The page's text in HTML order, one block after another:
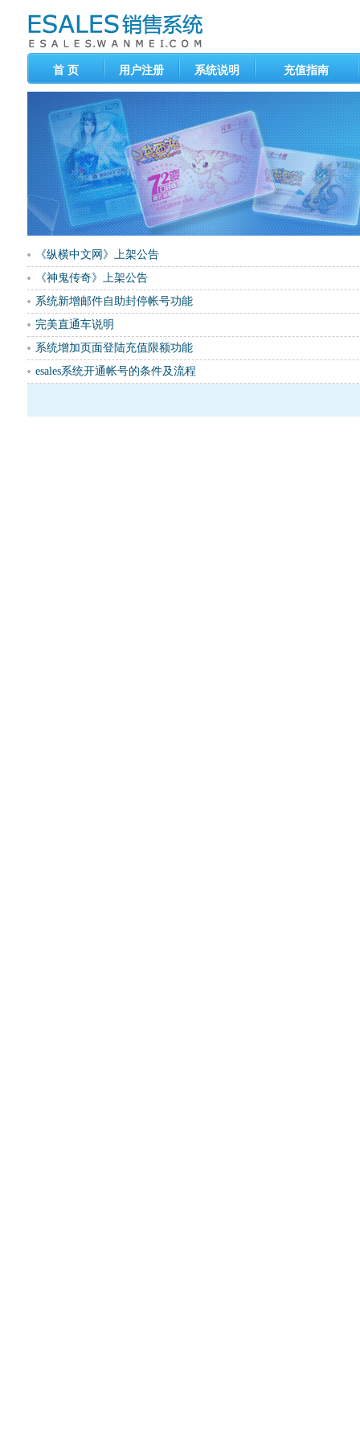
首 页 用户注册 系统说明 充值指南
《纵横中文网》上架公告
《神鬼传奇》上架公告
系统新增邮件自助封停帐号功能
完美直通车说明
系统增加页面登陆充值限额功能
esales系统开通帐号的条件及流程